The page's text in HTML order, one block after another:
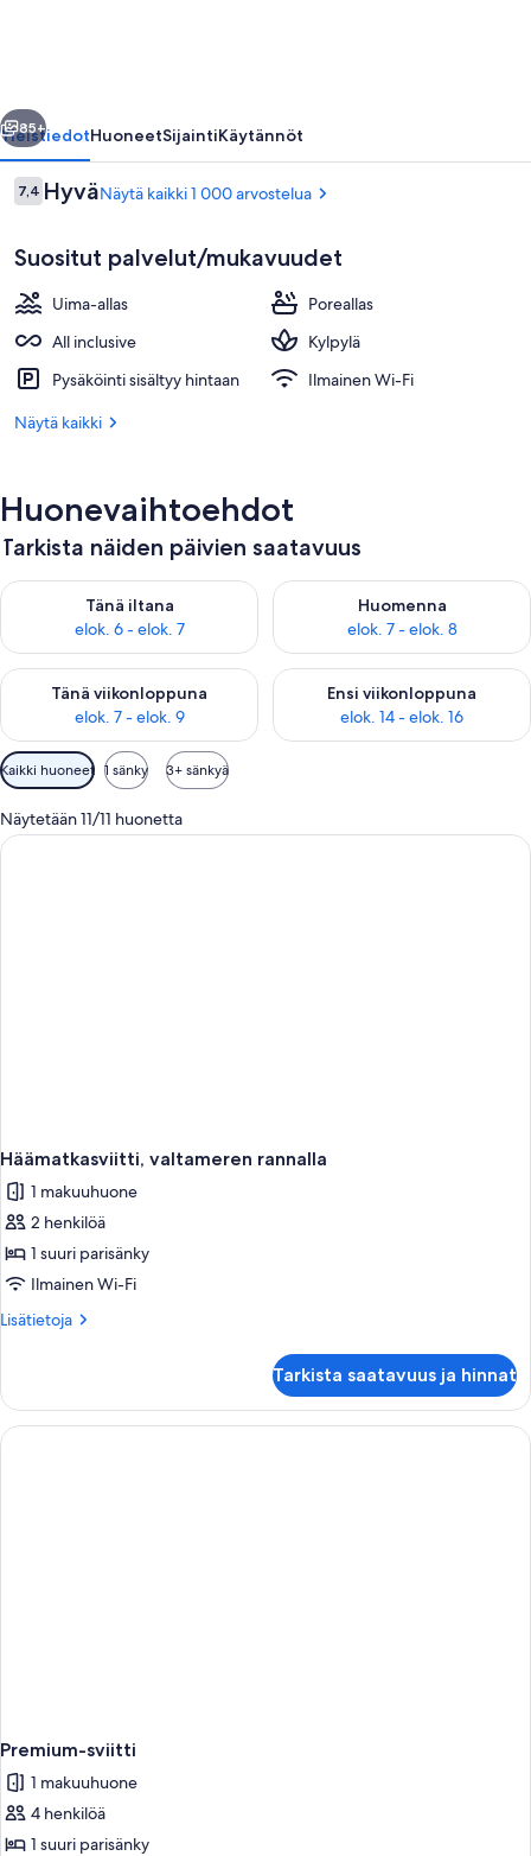
All-
Inclusive
valokuvagalleria
6 ulkouima-allasta, ilmaisia
Seuraava
85+
YleistiedotHuoneetSijaintiKäytännöt
Arvostelut
7,47,4 kautta 10.
HyväNäytä kaikki 1 000 arvostelua
Suositut palvelut/mukavuudet
Uima-allas
Poreallas
All inclusive
Kylpylä
Pysäköinti sisältyy hintaan
Ilmainen Wi-Fi
Näytä kaikki
Huonevaihtoehdot
Tarkista näiden päivien saatavuus
Tänä iltana
elok. 6 - elok. 7
Tarkista tämän illan saatavuus elok. 6 - elok. 7
Huomenna
elok. 7 - elok. 8
Tarkista huomisen saatavuus
Tänä viikonloppuna
elok. 7 - elok. 9
Tarkista tämän viikonlopun saatavuus elok. 7 - elok. 9
Ensi viikonloppuna
elok. 14 - elok. 16
Tarkista ensi viikonlopun
Huoneille
saatavilla
olevia
suodattimia
Kaikki huoneet 1 sänky 3+ sänkyä
Näytetään 11/11 huonetta
Häämatkasviitti, valtameren rannalla
1 makuuhuone
2 henkilöä
1 suuri parisänky
Ilmainen Wi-Fi
Lisätietoja
Lisätietoja
rannalla
Tarkista saatavuus ja hinnat
Premium-sviitti
1 makuuhuone
4 henkilöä
1 suuri parisänky